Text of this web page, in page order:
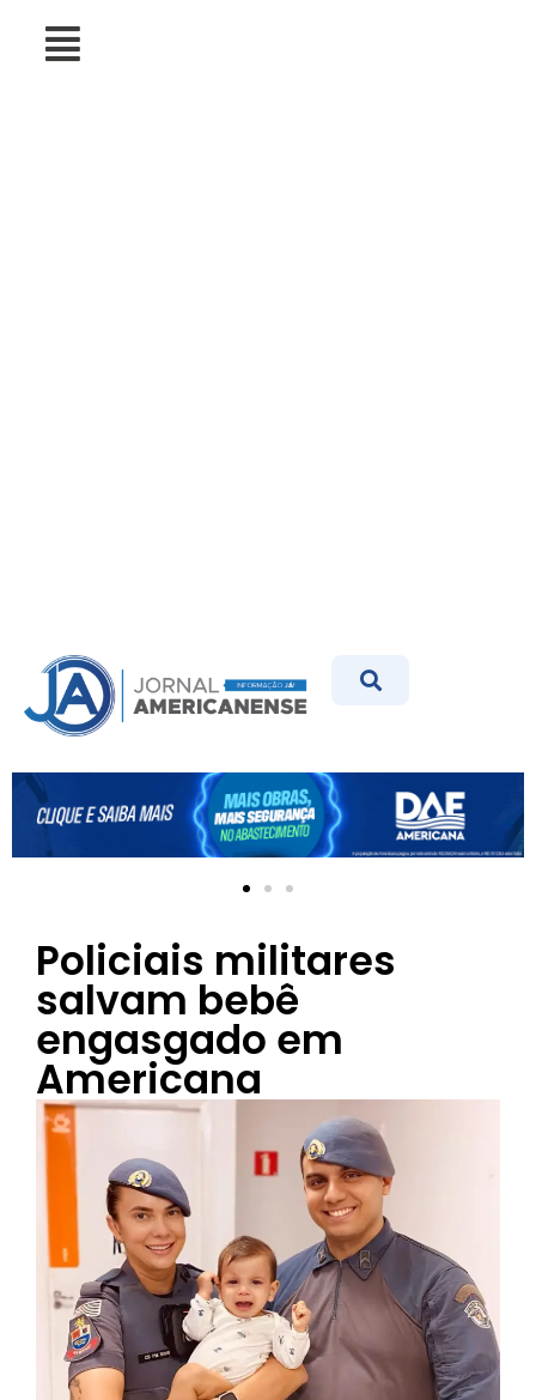
Policiais militares
salvam bebê
engasgado em
Americana